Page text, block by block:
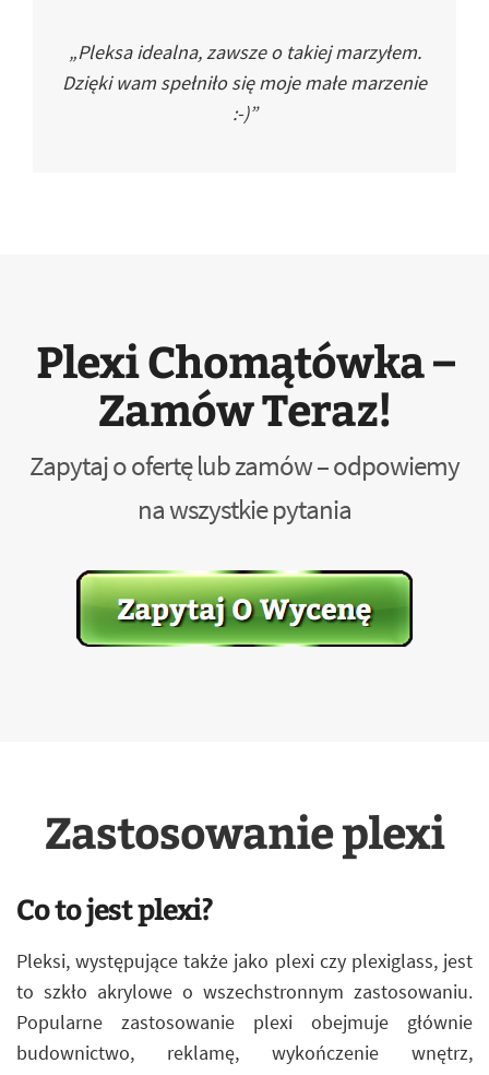
„Pleksa idealna, zawsze o takiej marzyłem.
Dzięki wam spełniło się moje małe marzenie
:-)”
Plexi Chomątówka –
Zamów Teraz!
Zapytaj o ofertę lub zamów – odpowiemy
na wszystkie pytania
Zastosowanie plexi
Co to jest plexi?
Pleksi, występujące także jako plexi czy plexiglass, jest
to szkło akrylowe o wszechstronnym zastosowaniu.
Popularne zastosowanie plexi obejmuje głównie
budownictwo, reklamę, wykończenie wnętrz,